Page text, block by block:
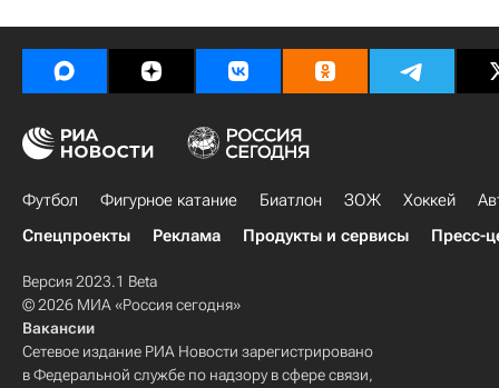
Футбол Фигурное катание Биатлон ЗОЖ Хоккей
Спецпроекты
Реклама Продукты и сервисы Пресс-
Версия 2023.1 Beta
© 2026 МИА «Россия сегодня»
Вакансии
Сетевое издание РИА Новости зарегистрировано
в Федеральной службе по надзору в сфере связи,